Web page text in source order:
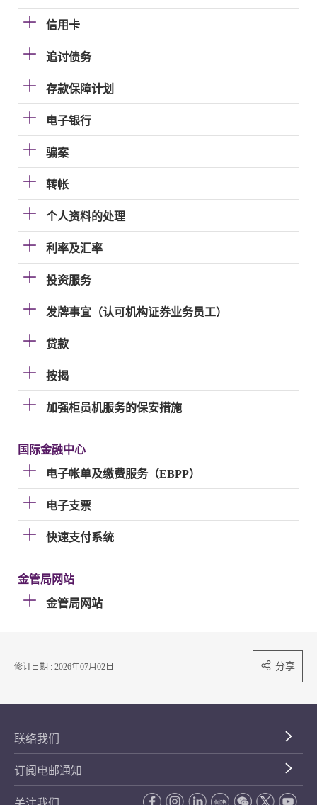
信用卡
追讨债务
存款保障计划
电子银行
骗案
转帐
个人资料的处理
利率及汇率
投资服务
发牌事宜（认可机构证券业务员工）
贷款
按揭
加强柜员机服务的保安措施
国际金融中心
电子帐单及缴费服务（EBPP）
电子支票
快速支付系统
金管局网站
金管局网站
修订日期 : 2026年07月02日 分享
联络我们
订阅电邮通知